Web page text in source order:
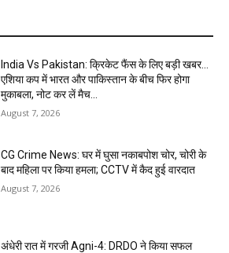
India Vs Pakistan: क्रिकेट फैंस के लिए बड़ी खबर…
एशिया कप में भारत और पाकिस्तान के बीच फिर होगा
मुकाबला, नोट कर लें मैच...
August 7, 2026
CG Crime News: घर में घुसा नकाबपोश चोर, चोरी के
बाद महिला पर किया हमला; CCTV में कैद हुई वारदात
August 7, 2026
अंधेरी रात में गरजी Agni-4: DRDO ने किया सफल